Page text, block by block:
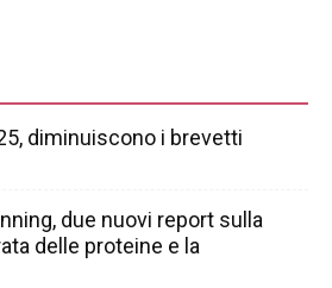
diminuiscono i brevetti
due nuovi report sulla
delle proteine e la